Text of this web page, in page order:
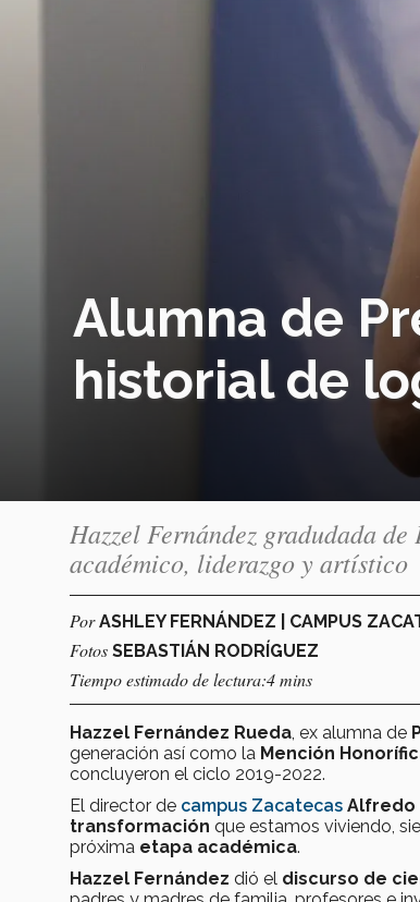
Alumna de
historial de
Hazzel Fernández gradudada
académico, liderazgo y artístico
PorASHLEY FERNÁNDEZ | CAMPUS
Fotos SEBASTIÁN RODRÍGUEZ
Tiempo estimado de lectura:4 mins
Hazzel Fernández Rueda , ex alumna de
generación así como la Mención
concluyeron el ciclo 2019-2022.
El director de campus Zacatecas Alfredo
transformación que estamos viviendo,
próxima etapa académica.
Hazzel Fernández dió el discurso de